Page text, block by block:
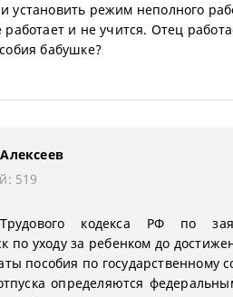
установить режим неполного
работает и не учится. Отец
бабушке?
519
кодекса РФ по
по уходу за ребенком до
пособия по государственному
определяются